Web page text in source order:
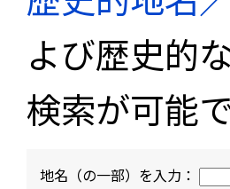
よび歴史的
検索が可能で
地名（の一部）を入力：